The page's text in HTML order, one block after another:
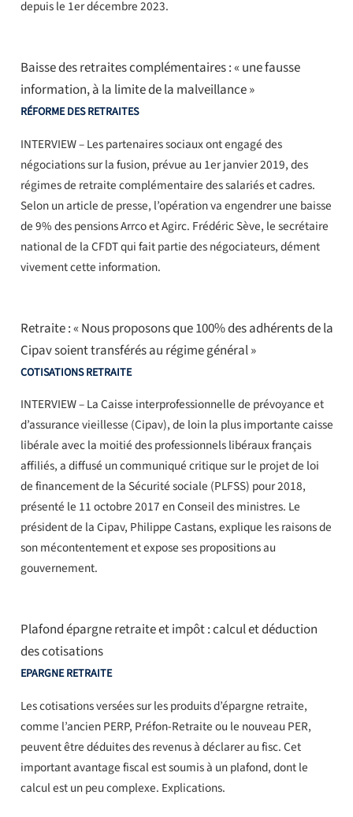
depuis le 1er décembre 2023.
Baisse des retraites complémentaires : « une fausse
information, à la limite de la malveillance »
RÉFORME DES RETRAITES
INTERVIEW – Les partenaires sociaux ont engagé des
négociations sur la fusion, prévue au 1er janvier 2019, des
régimes de retraite complémentaire des salariés et cadres.
Selon un article de presse, l’opération va engendrer une baisse
de 9% des pensions Arrco et Agirc. Frédéric Sève, le secrétaire
national de la CFDT qui fait partie des négociateurs, dément
vivement cette information.
Retraite : « Nous proposons que 100% des adhérents de la
Cipav soient transférés au régime général »
COTISATIONS RETRAITE
INTERVIEW – La Caisse interprofessionnelle de prévoyance et
d’assurance vieillesse (Cipav), de loin la plus importante caisse
libérale avec la moitié des professionnels libéraux français
affiliés, a diffusé un communiqué critique sur le projet de loi
de financement de la Sécurité sociale (PLFSS) pour 2018,
présenté le 11 octobre 2017 en Conseil des ministres. Le
président de la Cipav, Philippe Castans, explique les raisons de
son mécontentement et expose ses propositions au
gouvernement.
Plafond épargne retraite et impôt : calcul et déduction
des cotisations
EPARGNE RETRAITE
Les cotisations versées sur les produits d’épargne retraite,
comme l’ancien PERP, Préfon-Retraite ou le nouveau PER,
peuvent être déduites des revenus à déclarer au fisc. Cet
important avantage fiscal est soumis à un plafond, dont le
calcul est un peu complexe. Explications.